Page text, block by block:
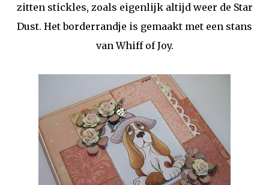
zitten stickles, zoals eigenlijk altijd weer de Star
Dust. Het borderrandje is gemaakt met een stans
van Whiff of Joy.